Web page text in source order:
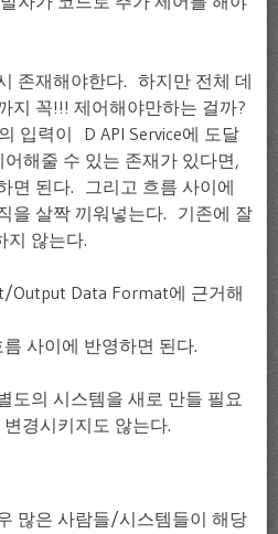
존재해야한다. 하지만 전체 데
지 꼭!!! 제어해야만하는 걸까?
입력이 D API Service에 도달
해줄 수 있는 존재가 있다면,
면 된다. 그리고 흐름 사이에
을 살짝 끼워넣는다. 기존에 잘
지 않는다.
Output Data Format에 근거해
사이에 반영하면 된다.
도의 시스템을 새로 만들 필요
경시키지도 않는다.
많은 사람들/시스템들이 해당